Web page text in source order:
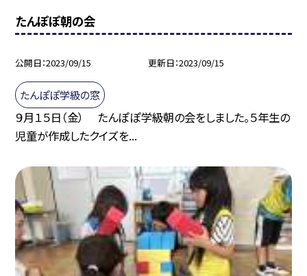
たんぽぽ朝の会
公開日 2023/09/15 更新日 2023/09/15
たんぽぽ学級の窓
９月１５日（金） たんぽぽ学級朝の会をしました。５年生の
児童が作成したクイズを...